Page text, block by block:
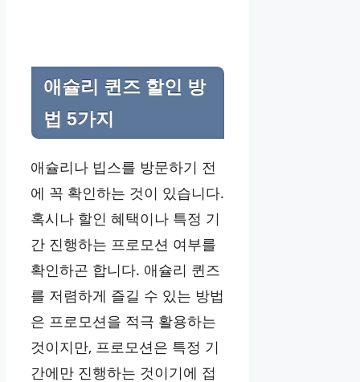
애슐리 퀸즈 할인 방
법 5가지
애슐리나 빕스를 방문하기 전
에 꼭 확인하는 것이 있습니다.
혹시나 할인 혜택이나 특정 기
간 진행하는 프로모션 여부를
확인하곤 합니다. 애슐리 퀸즈
를 저렴하게 즐길 수 있는 방법
은 프로모션을 적극 활용하는
것이지만, 프로모션은 특정 기
간에만 진행하는 것이기에 접